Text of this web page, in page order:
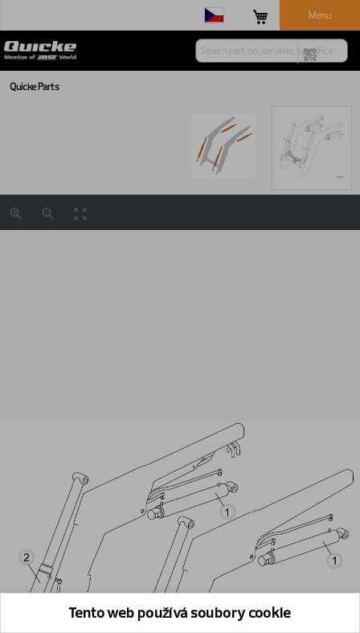
Menu
Quicke Parts
Tento web používá soubory cookie